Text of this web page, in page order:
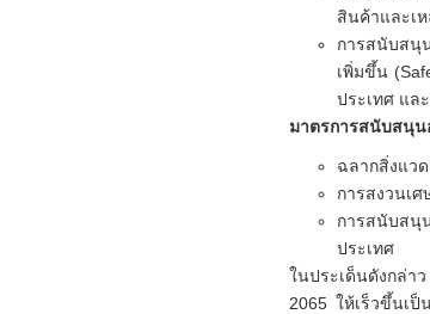
สินค้าและเ
การสนับสนุ
เพิ่มขึ้น
ประเทศ แล
มาตรการสนับสนุน
ฉลากสิ่งแว
การสงวนเ
การสนับสนุ
ประเทศ
ในประเด็นดังกล่า
2065 ให้เร็วขึ้นเ